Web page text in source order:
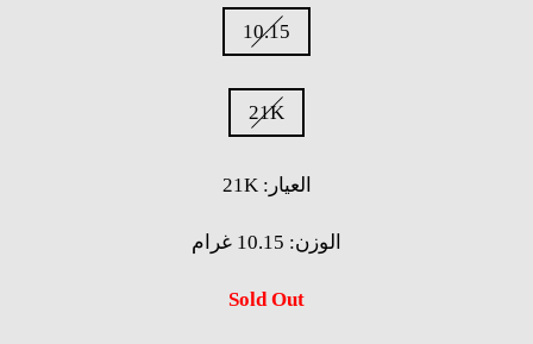
10.15
21K
21K :العيار
الوزن: 10.15 غرام
Sold Out